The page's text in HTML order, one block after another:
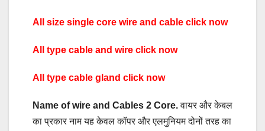
All size single core wire and cable click now
All type cable and wire click now
All type cable gland click now
Name of wire and Cables 2 Core.वायर और केबल
का प्रकार नाम यह केवल कॉपर और एलमुनियम दोनों तरह का